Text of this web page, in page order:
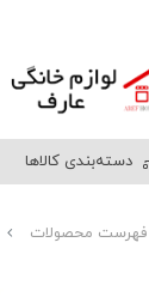
دسته‌بندی کالاها
فهرست محصولات